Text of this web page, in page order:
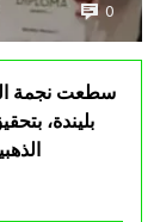
0
سطعت نجمة
بليندة،